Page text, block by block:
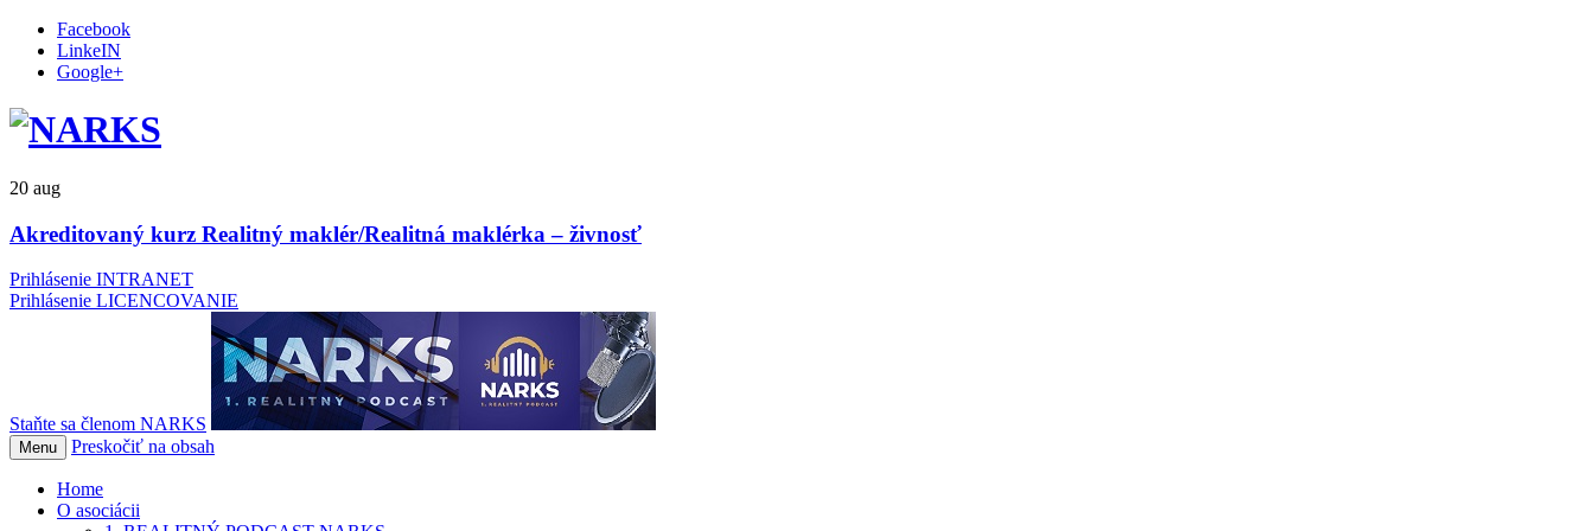
Facebook
LinkeIN
Google+
20 aug
Akreditovaný kurz Realitný maklér/Realitná maklérka – živnosť
Prihlásenie INTRANET
Prihlásenie LICENCOVANIE
Staňte sa členom NARKS
Menu Preskočiť na obsah
Home
O asociácii